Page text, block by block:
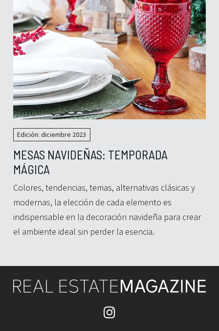
Edición: diciembre 2023
MESAS NAVIDEÑAS: TEMPORADA
MÁGICA
Colores, tendencias, temas, alternativas clásicas y
modernas, la elección de cada elemento es
indispensable en la decoración navideña para crear
el ambiente ideal sin perder la esencia.